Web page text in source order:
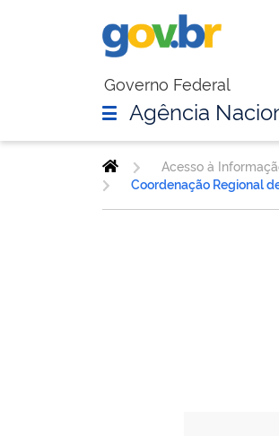
Governo Federal
Agência
Acesso à